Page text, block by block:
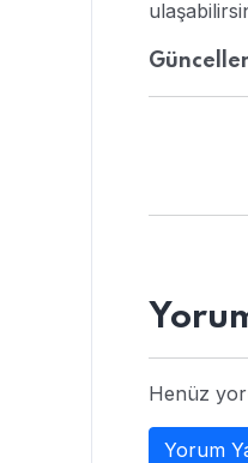
Henüz
Yorum